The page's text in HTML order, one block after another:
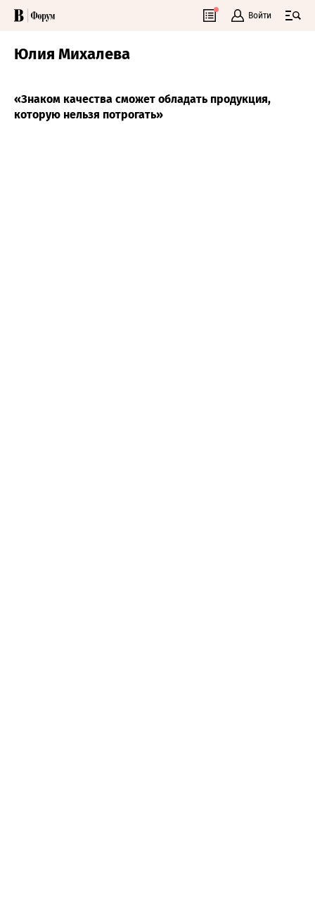
Войти
Юлия Михалева
«Знаком качества сможет обладать продукция,
которую нельзя потрогать»